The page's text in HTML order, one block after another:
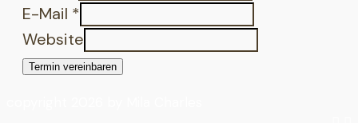
E-Mail *
Website
Termin vereinbaren